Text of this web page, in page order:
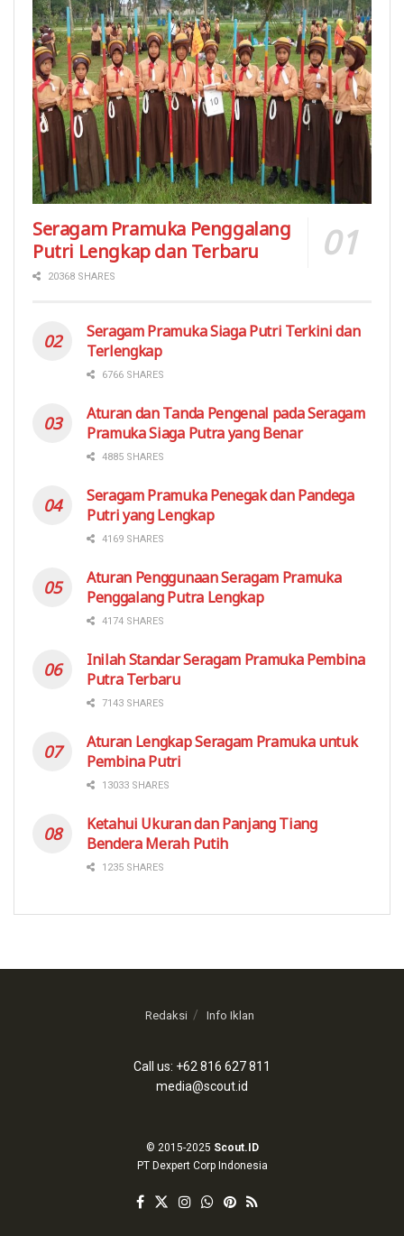
Seragam Pramuka Penggalang
Putri Lengkap dan Terbaru
20368 SHARES
Seragam Pramuka Siaga Putri Terkini dan
Terlengkap
6766 SHARES
Aturan dan Tanda Pengenal pada Seragam
Pramuka Siaga Putra yang Benar
4885 SHARES
Seragam Pramuka Penegak dan Pandega
Putri yang Lengkap
4169 SHARES
Aturan Penggunaan Seragam Pramuka
Penggalang Putra Lengkap
4174 SHARES
Inilah Standar Seragam Pramuka Pembina
Putra Terbaru
7143 SHARES
Aturan Lengkap Seragam Pramuka untuk
Pembina Putri
13033 SHARES
Ketahui Ukuran dan Panjang Tiang
Bendera Merah Putih
1235 SHARES
Redaksi Info Iklan
Call us: +62 816 627 811
media@scout.id
© 2015-2025 Scout.ID
PT Dexpert Corp Indonesia